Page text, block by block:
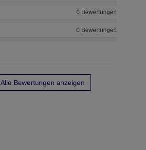
0 Bewertungen
0 Bewertungen
Alle Bewertungen anzeigen